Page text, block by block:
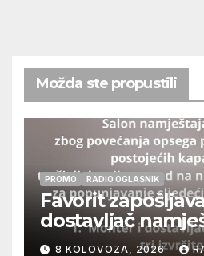
Možda ste propustili
PROMO RADIO OGLASNIK
Favorit
dostavljač
izvršitelja
8 KOLOVOZA, 2026